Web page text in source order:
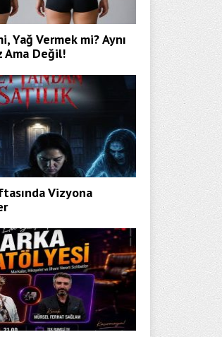
Yağ Vermek mi? Aynı
Ama Değil!
Vizyona